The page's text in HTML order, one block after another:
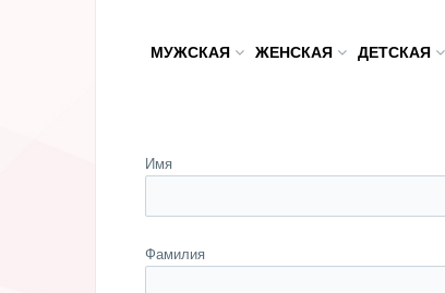
МУЖСКАЯ ЖЕНСКАЯ ДЕТСКАЯ
Имя
Фамилия